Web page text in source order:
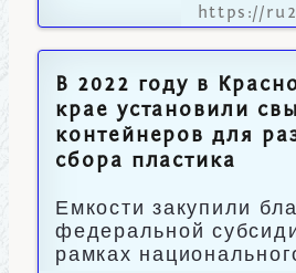
https://
В 2022 году в
крае установили
контейнеров для
сбора пластика
Емкости закупили
федеральной
рамках